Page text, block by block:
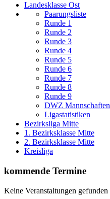
Landesklasse Ost
Paarungsliste
Runde 1
Runde 2
Runde 3
Runde 4
Runde 5
Runde 6
Runde 7
Runde 8
Runde 9
DWZ Mannschaften
Ligastatistiken
Bezirksliga Mitte
1. Bezirksklasse Mitte
2. Bezirksklasse Mitte
Kreisliga
kommende Termine
Keine Veranstaltungen gefunden